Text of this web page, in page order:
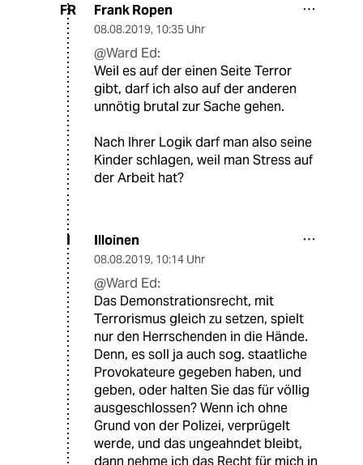
FR Frank Ropen
08.08.2019, 10:35 Uhr
@Ward Ed:
Weil es auf der einen Seite Terror
gibt, darf ich also auf der anderen
unnötig brutal zur Sache gehen.
Nach Ihrer Logik darf man also seine
Kinder schlagen, weil man Stress auf
der Arbeit hat?
I Illoinen
08.08.2019, 10:14 Uhr
@Ward Ed:
Das Demonstrationsrecht, mit
Terrorismus gleich zu setzen, spielt
nur den Herrschenden in die Hände.
Denn, es soll ja auch sog. staatliche
Provokateure gegeben haben, und
geben, oder halten Sie das für völlig
ausgeschlossen? Wenn ich ohne
Grund von der Polizei, verprügelt
werde, und das ungeahndet bleibt,
dann nehme ich das Recht für mich in